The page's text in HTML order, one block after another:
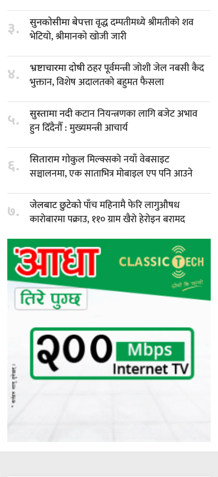
३. सुनकोसीमा बेपत्तावृद्ध दम्पतीमध्ये श्रीमतीको शव
भेटियो, श्रीमानकाे खोजी जारी
४. भ्रष्टाचारमा दोषीठहर पूर्वमन्त्री जोशी जेल नबसी कैद
भुक्तान, विशेष अदालतको बहुमत फैसला
५. सुस्तामा नदीकटान नियन्त्रणका लागि बजेट अभाव
हुन दिँदैनौँ : मुख्यमन्त्री आचार्य
६. सिताराम गोकुलमिल्क्सको नयाँ वेबसाइट
सञ्चालनमा, एक साताभित्र मोबाइल एप पनि आउने
७. जेलबाट छुटेकोपाँच महिनामै फेरि लागुऔषध
कारोबारमा पक्राउ, ११० ग्राम खैरो हेरोइन बरामद